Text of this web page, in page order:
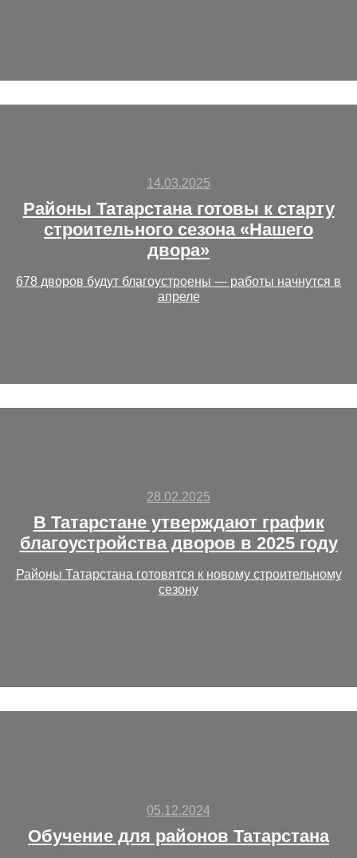
14.03.2025
Районы Татарстана готовы к старту
строительного сезона «Нашего
двора»
678 дворов будут благоустроены — работы начнутся в
апреле
28.02.2025
В Татарстане утверждают график
благоустройства дворов в 2025 году
Районы Татарстана готовятся к новому строительному
сезону
05.12.2024
Обучение для районов Татарстана